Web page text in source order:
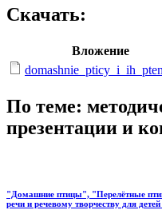
Скачать:
Вложение
По теме:
презентации и
"Домашние птицы", "Перелётные
речи и речевому творчеству для